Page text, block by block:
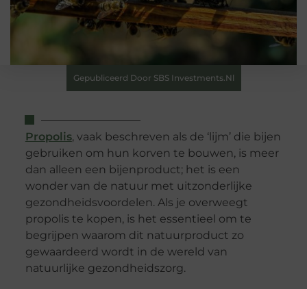
Gepubliceerd Door SBS Investments.nl
Propolis, vaak beschreven als de ‘lijm’ die bijen
gebruiken om hun korven te bouwen, is meer
dan alleen een bijenproduct; het is een
wonder van de natuur met uitzonderlijke
gezondheidsvoordelen. Als je overweegt
propolis te kopen, is het essentieel om te
begrijpen waarom dit natuurproduct zo
gewaardeerd wordt in de wereld van
natuurlijke gezondheidszorg.